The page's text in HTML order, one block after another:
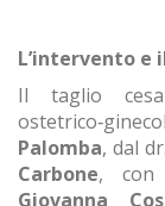
L’intervento e
Il taglio
Palomba, dal dr.
Carbone, con
Giovanna